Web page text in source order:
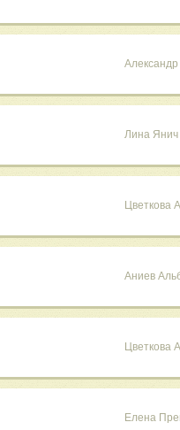
Александр
Лина Янич
Цветкова
Аниев
Цветкова
Елена